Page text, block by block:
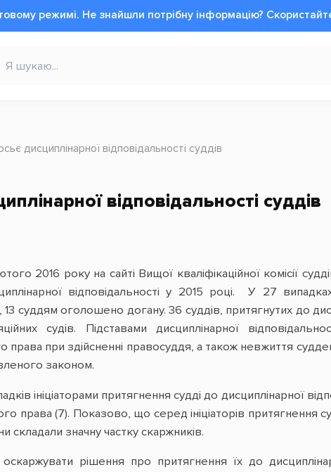
режимі. Не знайшли потрібну інформацію?
дисциплінарної відповідальності суддів
відповідальності суддів
2016 року на сайті Вищої кваліфікаційної комісії
відповідальності у 2015 році. У 27
суддям оголошено догану. 36 суддів, притягнутих до
судів. Підставами дисциплінарної
права при здійсненні правосуддя, а також невжиття
законом.
ініціаторами притягнення судді до дисциплінарної
права (7). Показово, що серед ініціаторів притягнення
складали значну частку скаржників.
рішення про притягнення їх до